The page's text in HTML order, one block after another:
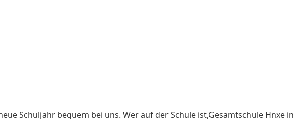
Schuljahr bequem bei uns. Wer auf der Schule ist,Gesamtschule Hnxe in